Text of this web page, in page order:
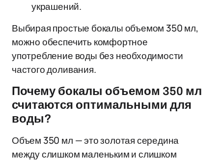
украшений.
Выбирая простые бокалы объемом 350 мл,
можно обеспечить комфортное
употребление воды без необходимости
частого доливания.
Почему бокалы объемом 350 мл
считаются оптимальными для
воды?
Объем 350 мл — это золотая середина
между слишком маленьким и слишком